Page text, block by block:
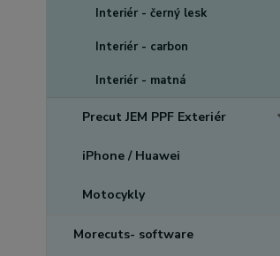
Interiér - černý lesk
Interiér - carbon
Interiér - matná
Precut JEM PPF Exteriér
iPhone / Huawei
Motocykly
Morecuts- software